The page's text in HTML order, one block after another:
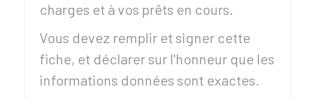
charges et à vos prêts en cours.
Vous devez remplir et signer cette
fiche, et déclarer sur l'honneur que les
informations données sont exactes.